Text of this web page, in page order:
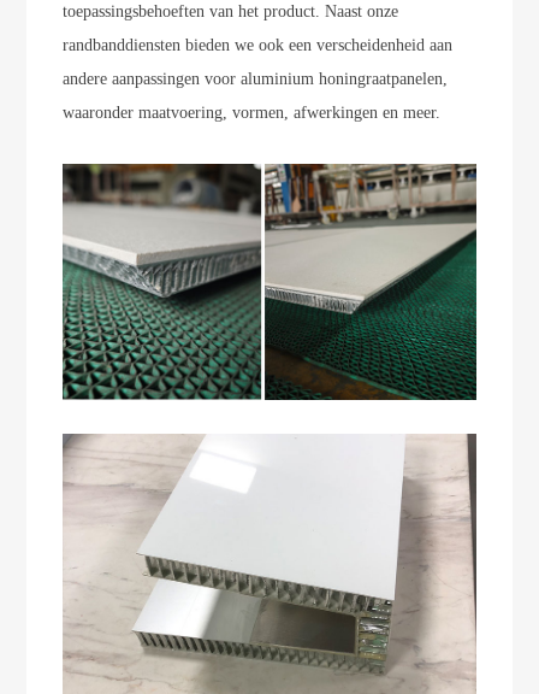
toepassingsbehoeften van het product. Naast onze
randbanddiensten bieden we ook een verscheidenheid aan
andere aanpassingen voor aluminium honingraatpanelen,
waaronder maatvoering, vormen, afwerkingen en meer.